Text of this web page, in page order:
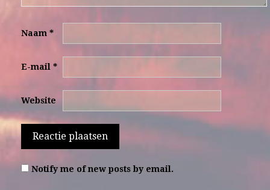
Naam *
E-mail *
Website
Notify me of new posts by email.